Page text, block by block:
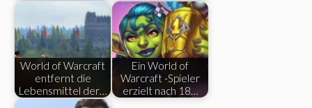
World of Warcraft
entfernt die
Lebensmittel der…
Ein World of
Warcraft -Spieler
erzielt nach 18…